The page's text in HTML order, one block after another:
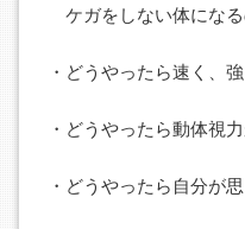
ケガをしない体にな
・どうやったら速く、
・どうやったら動体視
・どうやったら自分が